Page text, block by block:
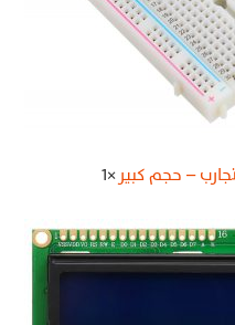
1×– حجم كبير